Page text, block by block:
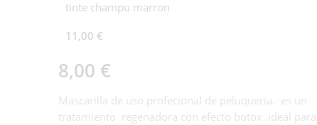
tinte champu marron
11,00 €
8,00 €
Mascarilla de uso profecional de peluqueria. es un
tratamiento regenadora con efecto botox ,ideal para